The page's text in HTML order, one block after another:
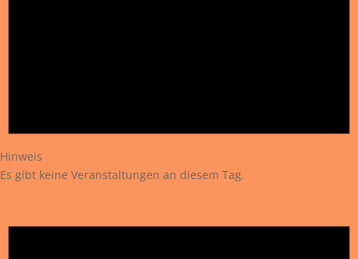
Hinweis
Es gibt keine Veranstaltungen an diesem Tag.